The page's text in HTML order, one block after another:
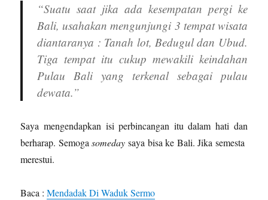
“Suatu saat jika ada kesempatan pergi ke
Bali, usahakan mengunjungi 3 tempat wisata
diantaranya : Tanah lot, Bedugul dan Ubud.
Tiga tempat itu cukup mewakili keindahan
Pulau Bali yang terkenal sebagai pulau
dewata.”
Saya mengendapkan isi perbincangan itu dalam hati dan
berharap. Semogasomeday saya bisa ke Bali. Jika semesta
merestui.
Baca :Mendadak Di Waduk Sermo